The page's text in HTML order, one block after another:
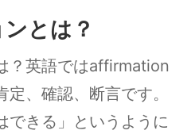
とは？
？英語ではaffirmation
、確認、断言です。
できる」というように